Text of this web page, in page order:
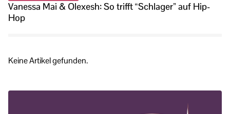
Vanessa Mai & Olexesh: So trifft “Schlager” auf Hip-
Hop
Keine Artikel gefunden.